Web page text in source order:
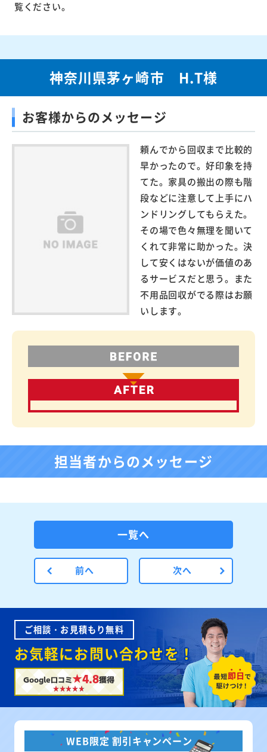
覧ください。
神奈川県茅ヶ崎市 H.T様
お客様からのメッセージ
頼んでから回収まで比較的
早かったので。好印象を持
てた。家具の搬出の際も階
段などに注意して上手にハ
ンドリングしてもらえた。
その場で色々無理を聞いて
くれて非常に助かった。決
して安くはないが価値のあ
るサービスだと思う。また
不用品回収がでる際はお願
いします。
担当者からのメッセージ
前へ
一覧へ
次へ
ご相談・お見積もり無料
お気軽にお問い合わせを！
Google口コミ★4.8獲得
WEB限定 割引キャンペーン